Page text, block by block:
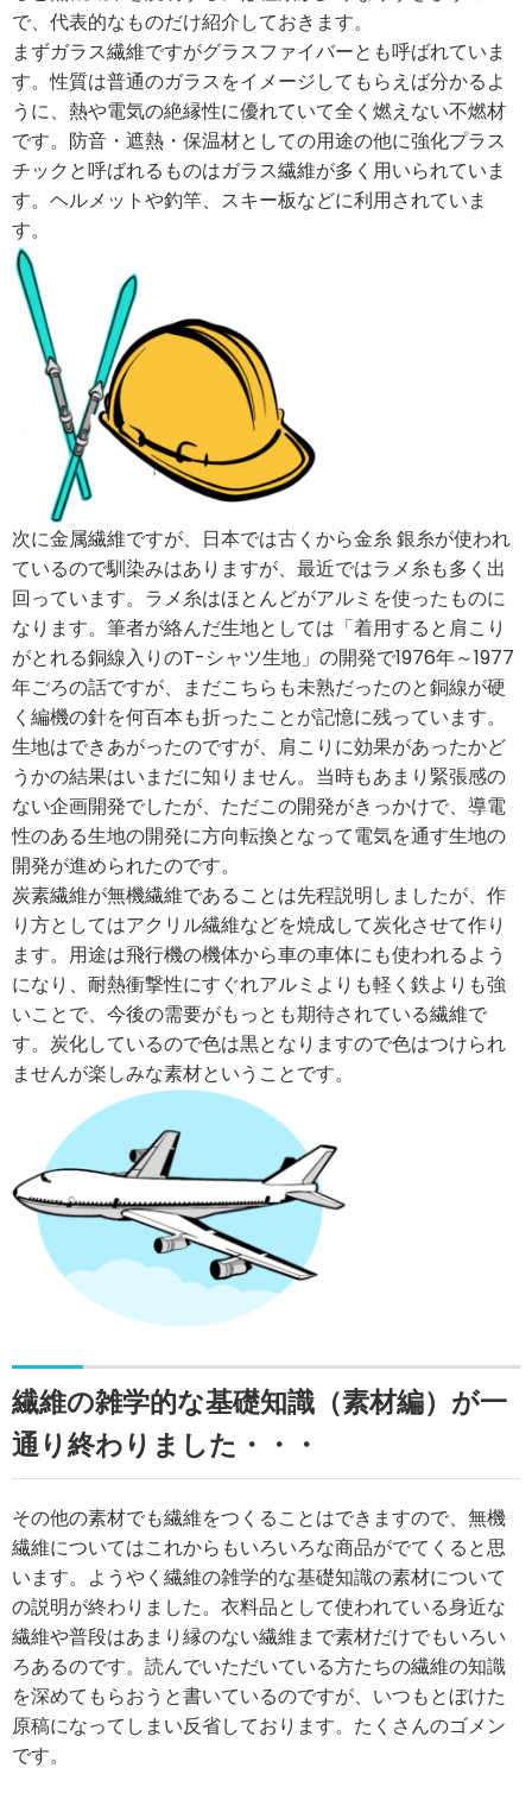
で、代表的なものだけ紹介しておきます。
まずガラス繊維ですがグラスファイバーとも呼ばれていま
す。性質は普通のガラスをイメージしてもらえば分かるよ
うに、熱や電気の絶縁性に優れていて全く燃えない不燃材
です。防音・遮熱・保温材としての用途の他に強化プラス
チックと呼ばれるものはガラス繊維が多く用いられていま
す。ヘルメットや釣竿、スキー板などに利用されていま
す。
次に金属繊維ですが、日本では古くから金糸 銀糸が使われ
ているので馴染みはありますが、最近ではラメ糸も多く出
回っています。ラメ糸はほとんどがアルミを使ったものに
なります。筆者が絡んだ生地としては「着用すると肩こり
がとれる銅線入りのT-シャツ生地」の開発で1976年～1977
年ごろの話ですが、まだこちらも未熟だったのと銅線が硬
く編機の針を何百本も折ったことが記憶に残っています。
生地はできあがったのですが、肩こりに効果があったかど
うかの結果はいまだに知りません。当時もあまり緊張感の
ない企画開発でしたが、ただこの開発がきっかけで、導電
性のある生地の開発に方向転換となって電気を通す生地の
開発が進められたのです。
炭素繊維が無機繊維であることは先程説明しましたが、作
り方としてはアクリル繊維などを焼成して炭化させて作り
ます。用途は飛行機の機体から車の車体にも使われるよう
になり、耐熱衝撃性にすぐれアルミよりも軽く鉄よりも強
いことで、今後の需要がもっとも期待されている繊維で
す。炭化しているので色は黒となりますので色はつけられ
ませんが楽しみな素材ということです。
繊維の雑学的な基礎知識（素材編）が一
通り終わりました・・・
その他の素材でも繊維をつくることはできますので、無機
繊維についてはこれからもいろいろな商品がでてくると思
います。ようやく繊維の雑学的な基礎知識の素材について
の説明が終わりました。衣料品として使われている身近な
繊維や普段はあまり縁のない繊維まで素材だけでもいろい
ろあるのです。読んでいただいている方たちの繊維の知識
を深めてもらおうと書いているのですが、いつもとぼけた
原稿になってしまい反省しております。たくさんのゴメン
です。